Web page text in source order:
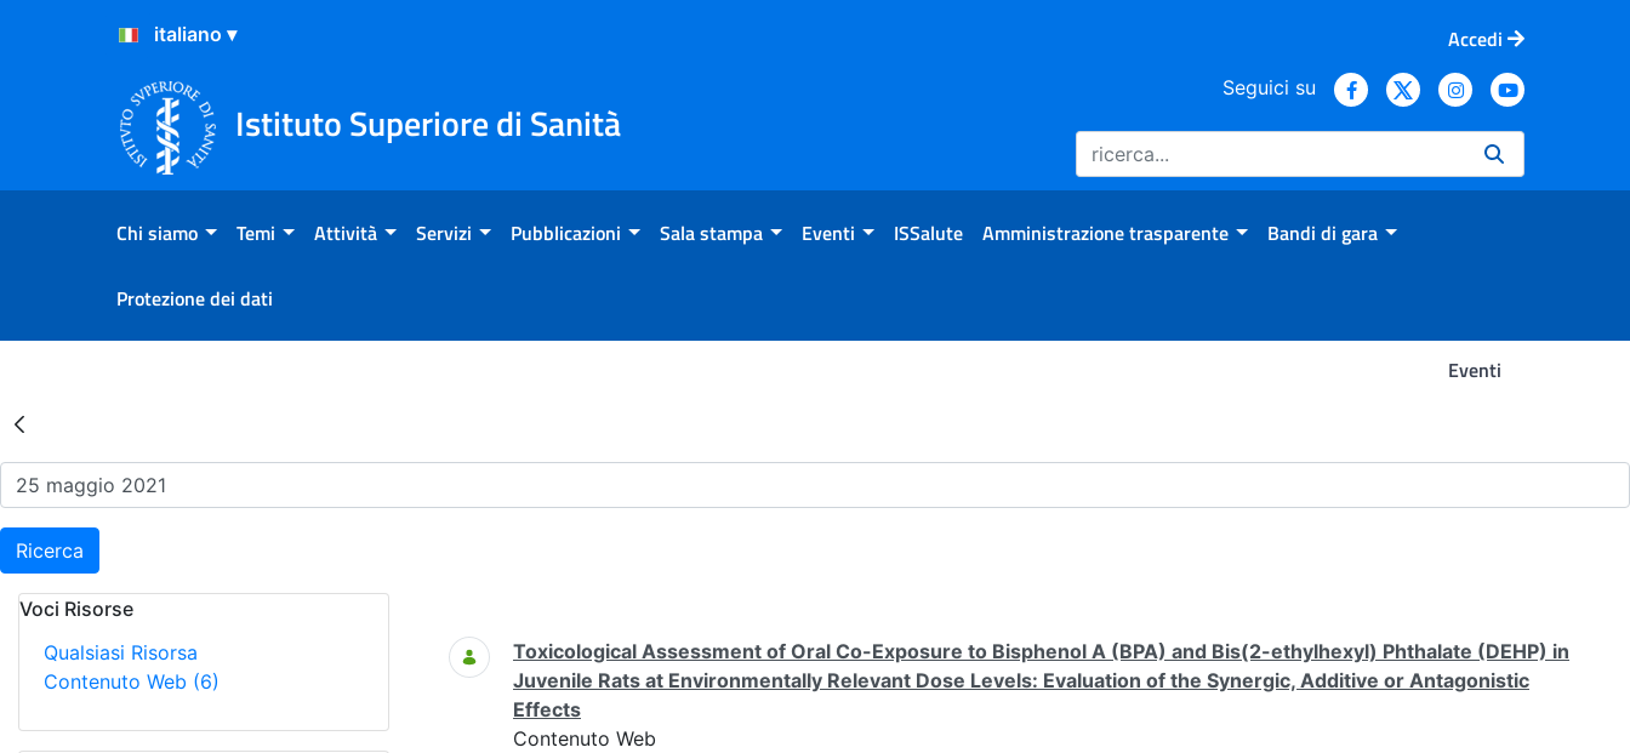
Salta al Contenuto
Salta al Footer
Accedi
Istituto Superiore di Sanità
Seguici su
Chi siamo Temi Attività Servizi Pubblicazioni Sala stampa Eventi ISSalute Amministrazione trasparente Bandi di gara
Protezione dei dati
Eventi
Risultati della Ricerca - Eventi
Ricerca
Voci Risorse
Qualsiasi Risorsa
Contenuto Web (6)
Ricerca
Toxicological Assessment of Oral Co-Exposure to Bisphenol A (BPA) and Bis(2-ethylhexyl) Phthalate (DEHP) in
Juvenile Rats at Environmentally Relevant Dose Levels: Evaluation of the Synergic, Additive or Antagonistic
Effects
Contenuto Web